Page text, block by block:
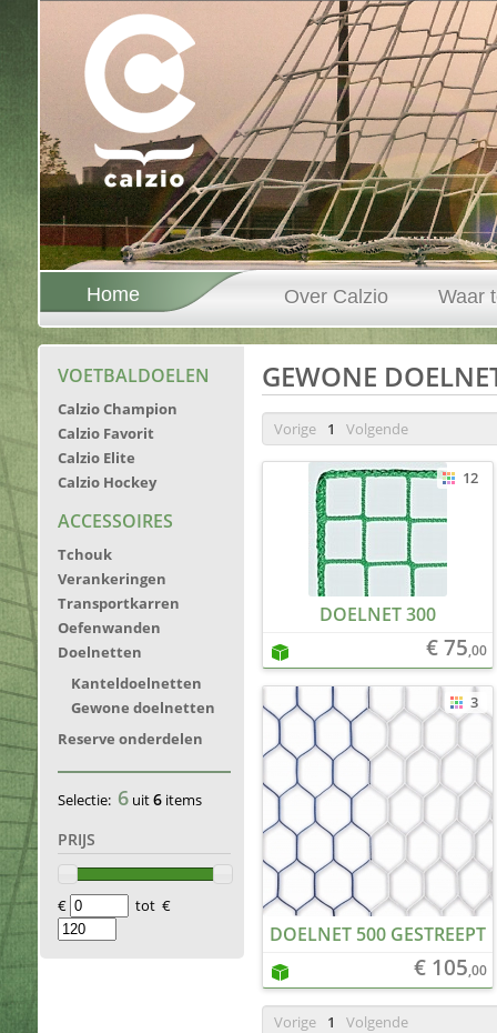
Home Over Calzio Waar
VOETBALDOELEN
Calzio Champion
Calzio Favorit
Calzio Elite
Calzio Hockey
ACCESSOIRES
Tchouk
Verankeringen
Transportkarren
Oefenwanden
Doelnetten
Kanteldoelnetten
Gewone doelnetten
Reserve onderdelen
Selectie: 6 uit6 items
PRIJS
€ tot €
GEWONE
Vorige 1 Volgende
12
DOELNET 300
€ 75,00
3
DOELNET 500 GESTREEPT
€ 105,00
Vorige 1 Volgende